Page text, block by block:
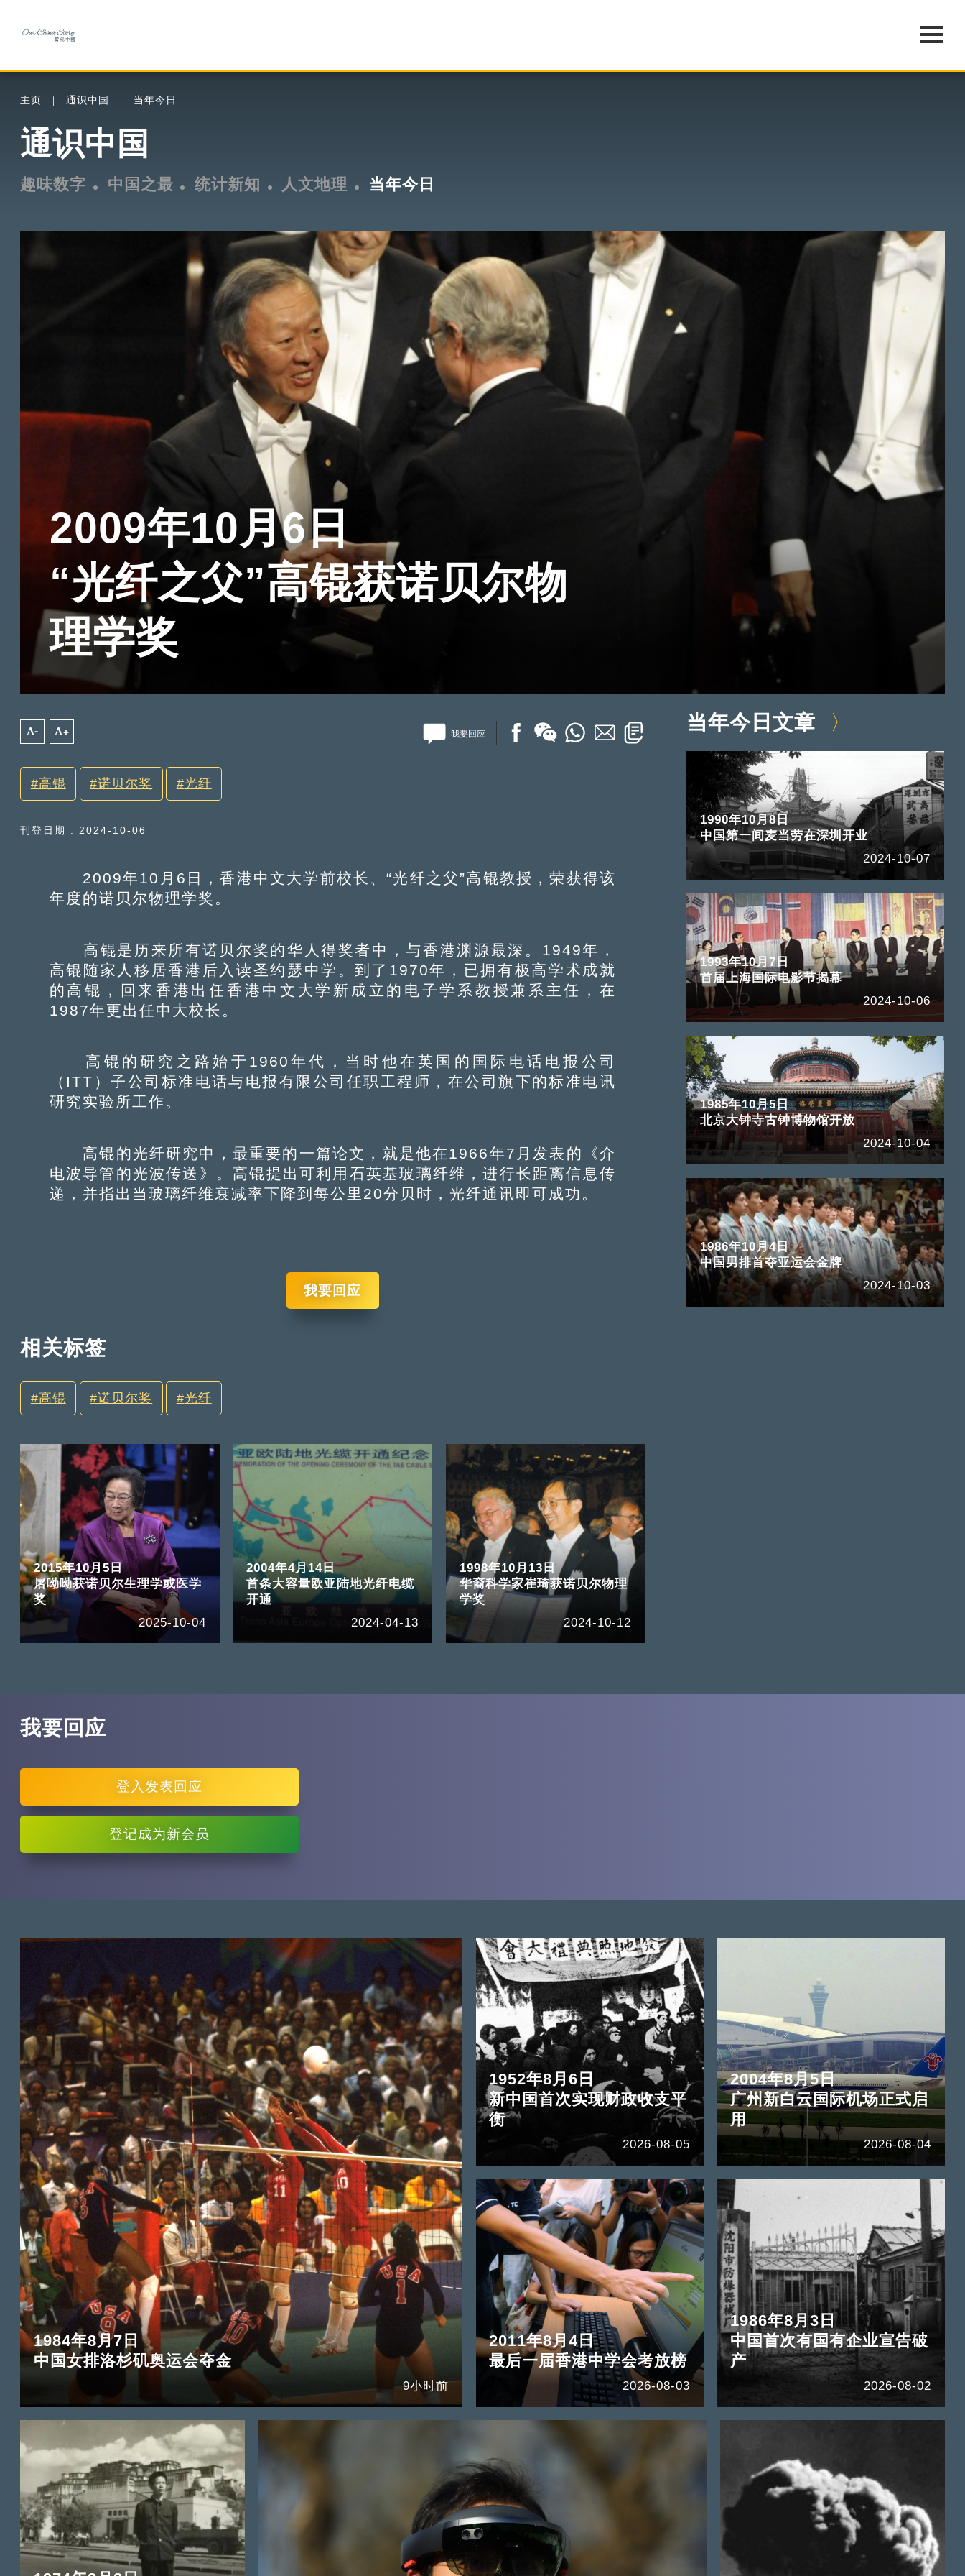
主页 通识中国 当年今日
通识中国
趣味数字 中国之最 统计新知 人文地理 当年今日
2009年10月6日
“光纤之父”高锟获诺贝尔物
理学奖
A- A+ 我要回应
高锟 诺贝尔奖 光纤
刊登日期 : 2024-10-06
2009年10月6日，香港中文大学前校长、“光纤之父”高锟教授，荣获得该
年度的诺贝尔物理学奖。
高锟是历来所有诺贝尔奖的华人得奖者中，与香港渊源最深。1949年，
高锟随家人移居香港后入读圣约瑟中学。到了1970年，已拥有极高学术成就
的高锟，回来香港出任香港中文大学新成立的电子学系教授兼系主任，在
1987年更出任中大校长。
高锟的研究之路始于1960年代，当时他在英国的国际电话电报公司
（ITT）子公司标准电话与电报有限公司任职工程师，在公司旗下的标准电讯
研究实验所工作。
高锟的光纤研究中，最重要的一篇论文，就是他在1966年7月发表的《介
电波导管的光波传送》。高锟提出可利用石英基玻璃纤维，进行长距离信息传
递，并指出当玻璃纤维衰减率下降到每公里20分贝时，光纤通讯即可成功。
我要回应
相关标签
高锟 诺贝尔奖 光纤
2015年10月5日
屠呦呦获诺贝尔生理学或医学
奖
2025-10-04
2004年4月14日
首条大容量欧亚陆地光纤电缆
开通
2024-04-13
1998年10月13日
华裔科学家崔琦获诺贝尔物理
学奖
2024-10-12
当年今日文章
1990年10月8日
中国第一间麦当劳在深圳开业
2024-10-07
1993年10月7日
首届上海国际电影节揭幕
2024-10-06
1985年10月5日
北京大钟寺古钟博物馆开放
2024-10-04
1986年10月4日
中国男排首夺亚运会金牌
2024-10-03
我要回应
登入 发表回应
登记成为新会员
1984年8月7日
中国女排洛杉矶奥运会夺金
9小时前
1952年8月6日
新中国首次实现财政收支平
衡
2026-08-05
2004年8月5日
广州新白云国际机场正式启
用
2026-08-04
2011年8月4日
最后一届香港中学会考放榜
2026-08-03
1986年8月3日
中国首次有国有企业宣告破
产
2026-08-02